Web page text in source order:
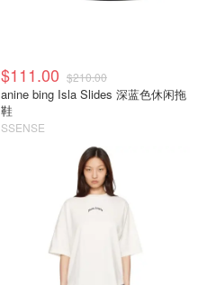
$111.00 $210.00
anine bing Isla Slides 深蓝色休闲拖
鞋
SSENSE